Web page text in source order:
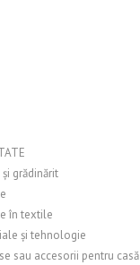
grădinărit
în textile
și tehnologie
sau accesorii pentru casă